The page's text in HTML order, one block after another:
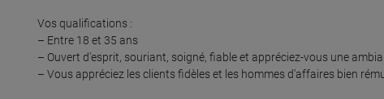
Vos qualifications :
– Entre 18 et 35 ans
– Ouvert d'esprit, souriant, soigné, fiable et appréciez-vous une
– Vous appréciez les clients fidèles et les hommes d'affaires bien